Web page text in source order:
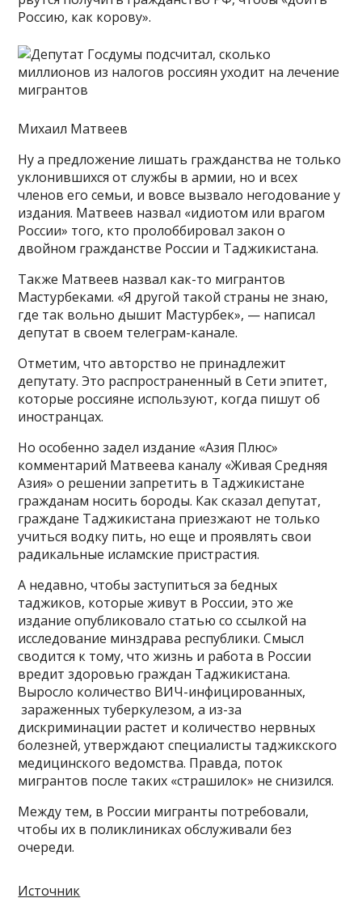
Россию, как корову».
Михаил Матвеев
Ну а предложение лишать гражданства не только
уклонившихся от службы в армии, но и всех
членов его семьи, и вовсе вызвало негодование у
издания. Матвеев назвал «идиотом или врагом
России» того, кто пролоббировал закон о
двойном гражданстве России и Таджикистана.
Также Матвеев назвал как-то мигрантов
Мастурбеками. «Я другой такой страны не знаю,
где так вольно дышит Мастурбек», — написал
депутат в своем телеграм-канале.
Отметим, что авторство не принадлежит
депутату. Это распространенный в Сети эпитет,
которые россияне используют, когда пишут об
иностранцах.
Но особенно задел издание «Азия Плюс»
комментарий Матвеева каналу «Живая Средняя
Азия» о решении запретить в Таджикистане
гражданам носить бороды. Как сказал депутат,
граждане Таджикистана приезжают не только
учиться водку пить, но еще и проявлять свои
радикальные исламские пристрастия.
А недавно, чтобы заступиться за бедных
таджиков, которые живут в России, это же
издание опубликовало статью со ссылкой на
исследование минздрава республики. Смысл
сводится к тому, что жизнь и работа в России
вредит здоровью граждан Таджикистана.
Выросло количество ВИЧ-инфицированных,
зараженных туберкулезом, а из-за
дискриминации растет и количество нервных
болезней, утверждают специалисты таджикского
медицинского ведомства. Правда, поток
мигрантов после таких «страшилок» не снизился.
Между тем, в России мигранты потребовали,
чтобы их в поликлиниках обслуживали без
очереди.
Источник